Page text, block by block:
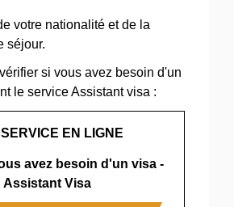
votre nationalité et de la
séjour.
si vous avez besoin d'un
le service Assistant visa :
SERVICE EN LIGNE
avez besoin d'un visa -
Assistant Visa